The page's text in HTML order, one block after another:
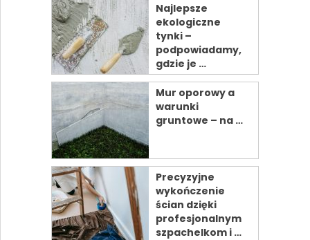
Najlepsze
ekologiczne
tynki –
podpowiadamy,
gdzie je …
Mur oporowy a
warunki
gruntowe – na …
Precyzyjne
wykończenie
ścian dzięki
profesjonalnym
szpachelkom i …